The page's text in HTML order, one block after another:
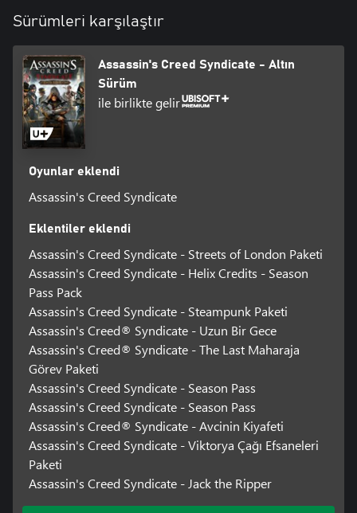
Sürümleri karşılaştır
Assassin's Creed Syndicate - Altın
Sürüm
ile birlikte gelir
Oyunlar eklendi
Assassin's Creed Syndicate
Eklentiler eklendi
Assassin's Creed Syndicate - Streets of London Paketi
Assassin's Creed Syndicate - Helix Credits - Season
Pass Pack
Assassin's Creed Syndicate - Steampunk Paketi
Assassin's Creed® Syndicate - Uzun Bir Gece
Assassin's Creed® Syndicate - The Last Maharaja
Görev Paketi
Assassin's Creed Syndicate - Season Pass
Assassin's Creed Syndicate - Season Pass
Assassin's Creed® Syndicate - Avcinin Kiyafeti
Assassin's Creed Syndicate - Viktorya Çağı Efsaneleri
Paketi
Assassin's Creed Syndicate - Jack the Ripper